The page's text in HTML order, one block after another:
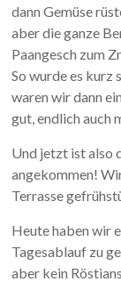
dann Gemüse
aber die ganze
Paangesch zum
So wurde es
waren wir dann
gut, endlich auch
Und jetzt ist also
angekommen!
Terrasse
Heute haben wir
Tagesablauf zu
aber kein